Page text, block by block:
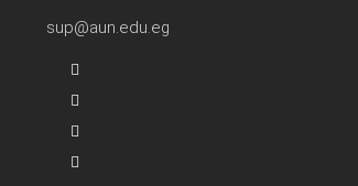
sup@aun.edu.eg